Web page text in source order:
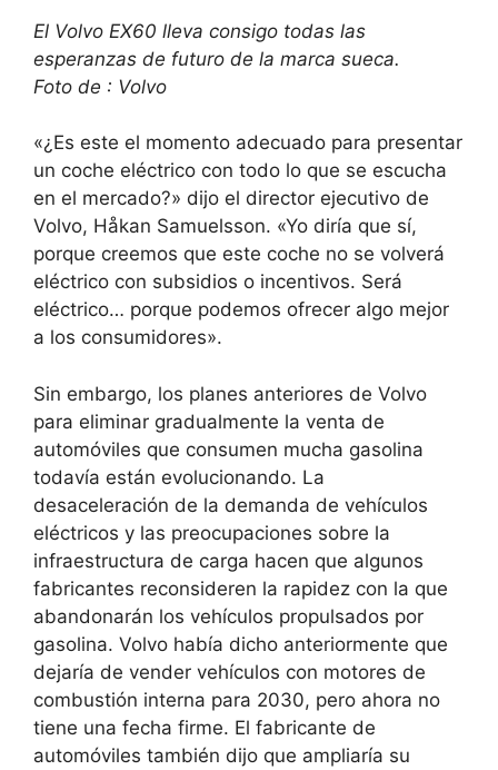
El Volvo EX60 lleva consigo todas las
esperanzas de futuro de la marca sueca.
Foto de : Volvo
«¿Es este el momento adecuado para presentar
un coche eléctrico con todo lo que se escucha
en el mercado?» dijo el director ejecutivo de
Volvo, Håkan Samuelsson. «Yo diría que sí,
porque creemos que este coche no se volverá
eléctrico con subsidios o incentivos. Será
eléctrico… porque podemos ofrecer algo mejor
a los consumidores».
Sin embargo, los planes anteriores de Volvo
para eliminar gradualmente la venta de
automóviles que consumen mucha gasolina
todavía están evolucionando. La
desaceleración de la demanda de vehículos
eléctricos y las preocupaciones sobre la
infraestructura de carga hacen que algunos
fabricantes reconsideren la rapidez con la que
abandonarán los vehículos propulsados ​​por
gasolina. Volvo había dicho anteriormente que
dejaría de vender vehículos con motores de
combustión interna para 2030, pero ahora no
tiene una fecha firme. El fabricante de
automóviles también dijo que ampliaría su